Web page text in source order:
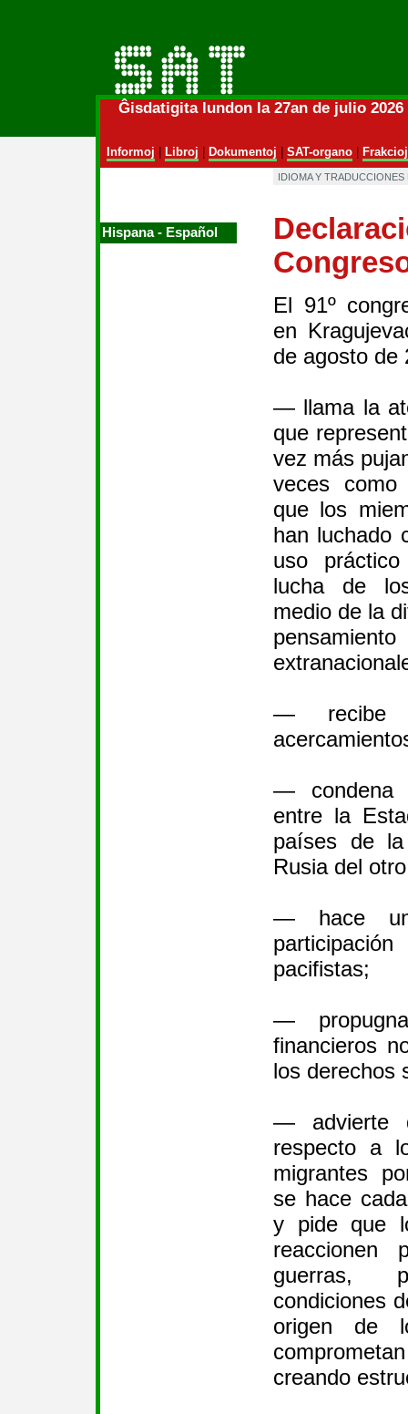
Ĝisdatigita lundon la 27an de julio
Informoj Libroj Dokumentoj SAT-organo| Frakcioj
Hispana ‑ Español
IDIOMA Y
El 91º
en
de agosto de
— llama la
que
vez más
veces
que los
han luchado
uso
lucha de
medio de la
— recibe
— condena
entre la
países de
Rusia del
— hace
pacifistas;
—
financieros
los derechos
— advierte
respecto a
migrantes
se hace
y pide que
reaccionen
guerras,
condiciones
origen de
creando